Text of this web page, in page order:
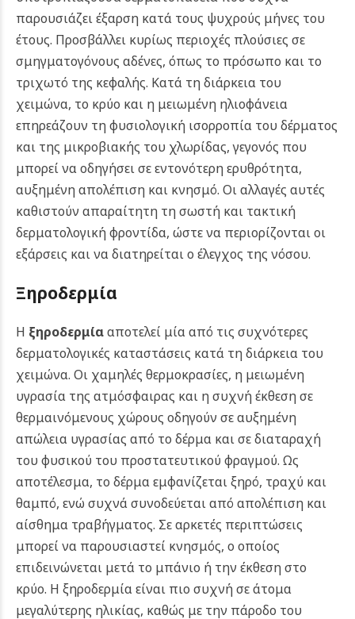
παρουσιάζει έξαρση κατά τους ψυχρούς μήνες του
έτους. Προσβάλλει κυρίως περιοχές πλούσιες σε
σμηγματογόνους αδένες, όπως το πρόσωπο και το
τριχωτό της κεφαλής. Κατά τη διάρκεια του
χειμώνα, το κρύο και η μειωμένη ηλιοφάνεια
επηρεάζουν τη φυσιολογική ισορροπία του δέρματος
και της μικροβιακής του χλωρίδας, γεγονός που
μπορεί να οδηγήσει σε εντονότερη ερυθρότητα,
αυξημένη απολέπιση και κνησμό. Οι αλλαγές αυτές
καθιστούν απαραίτητη τη σωστή και τακτική
δερματολογική φροντίδα, ώστε να περιορίζονται οι
εξάρσεις και να διατηρείται ο έλεγχος της νόσου.
Ξηροδερμία
Η ξηροδερμίααποτελεί μία από τις συχνότερες
δερματολογικές καταστάσεις κατά τη διάρκεια του
χειμώνα. Οι χαμηλές θερμοκρασίες, η μειωμένη
υγρασία της ατμόσφαιρας και η συχνή έκθεση σε
θερμαινόμενους χώρους οδηγούν σε αυξημένη
απώλεια υγρασίας από το δέρμα και σε διαταραχή
του φυσικού του προστατευτικού φραγμού. Ως
αποτέλεσμα, το δέρμα εμφανίζεται ξηρό, τραχύ και
θαμπό, ενώ συχνά συνοδεύεται από απολέπιση και
αίσθημα τραβήγματος. Σε αρκετές περιπτώσεις
μπορεί να παρουσιαστεί κνησμός, ο οποίος
επιδεινώνεται μετά το μπάνιο ή την έκθεση στο
κρύο. Η ξηροδερμία είναι πιο συχνή σε άτομα
μεγαλύτερης ηλικίας, καθώς με την πάροδο του